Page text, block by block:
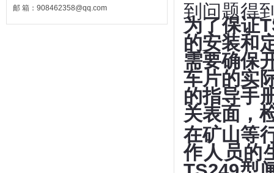
邮 箱：908462358@qq.com
到问题得
为了保证
的安装和
需要确保
车片的实
的指导手
关表面，
在矿山等
作人员的